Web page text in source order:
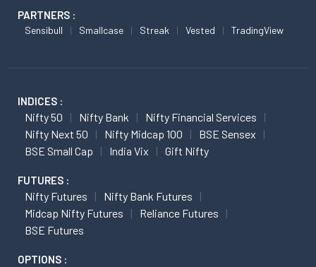
PARTNERS :
Sensibull Smallcase Streak Vested TradingView
INDICES :
Nifty 50 Nifty Bank
Nifty Financial Services
Nifty Next 50
Nifty Midcap 100
BSE Sensex
BSE Small Cap
India Vix Gift Nifty
FUTURES :
Nifty Futures
Nifty Bank Futures
Midcap Nifty Futures
Reliance Futures
BSE Futures
OPTIONS :